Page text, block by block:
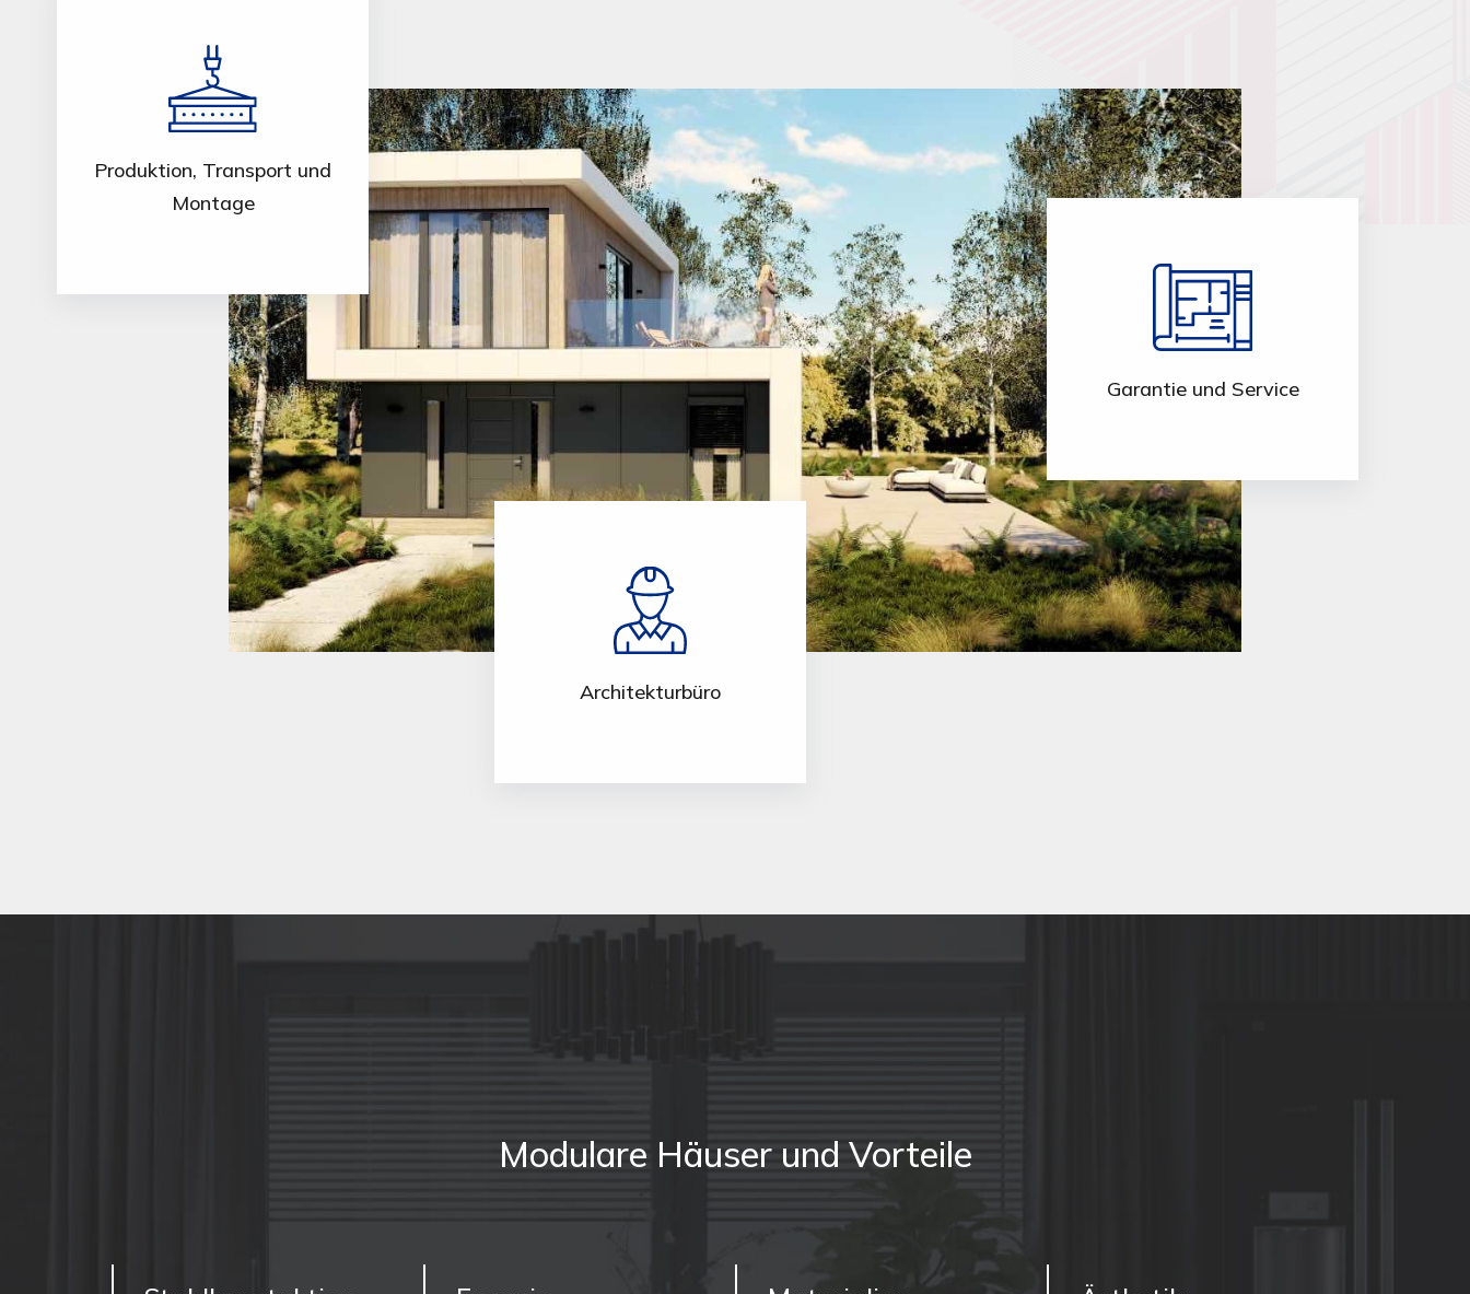
Produktion, Transport und
Montage
Architekturbüro
Garantie und Service
Modulare Häuser und Vorteile